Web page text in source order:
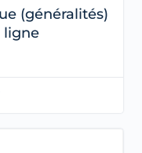
(généralités)
ligne